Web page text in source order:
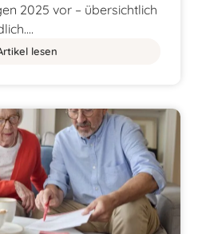
2025 vor – übersichtlich
lesen